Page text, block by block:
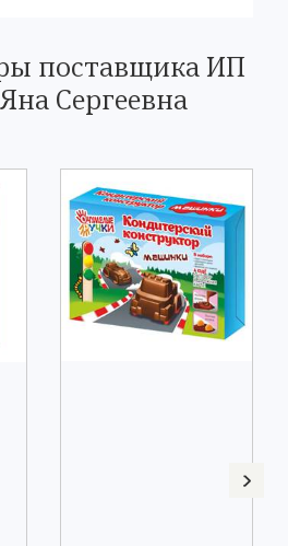
поставщика ИП
Сергеевна